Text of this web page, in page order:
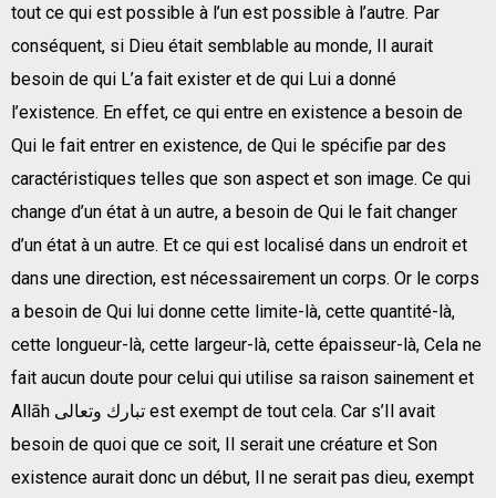
tout ce qui est possible à l’un est possible à l’autre. Par
conséquent, si Dieu était semblable au monde, Il aurait
besoin de qui L’a fait exister et de qui Lui a donné
l’existence. En effet, ce qui entre en existence a besoin de
Qui le fait entrer en existence, de Qui le spécifie par des
caractéristiques telles que son aspect et son image. Ce qui
change d’un état à un autre, a besoin de Qui le fait changer
d’un état à un autre. Et ce qui est localisé dans un endroit et
dans une direction, est nécessairement un corps. Or le corps
a besoin de Qui lui donne cette limite-là, cette quantité-là,
cette longueur-là, cette largeur-là, cette épaisseur-là, Cela ne
fait aucun doute pour celui qui utilise sa raison sainement et
Allāh تبارك وتعالى est exempt de tout cela. Car s’Il avait
besoin de quoi que ce soit, Il serait une créature et Son
existence aurait donc un début, Il ne serait pas dieu, exempt